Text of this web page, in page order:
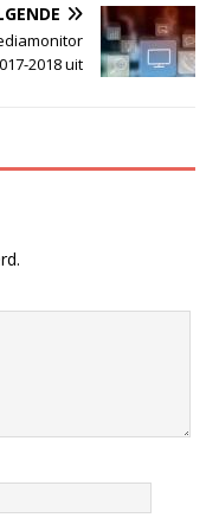
2018 uit